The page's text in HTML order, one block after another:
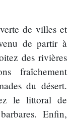
de villes et
de partir à
des rivières
fraîchement
du désert.
le littoral de
Enfin,